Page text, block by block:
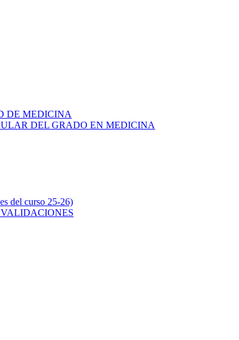
DE MEDICINA
DEL GRADO EN MEDICINA
del curso 25-26)